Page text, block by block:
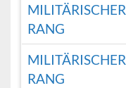
MILITÄRISCHER
RANG
MILITÄRISCHER
RANG